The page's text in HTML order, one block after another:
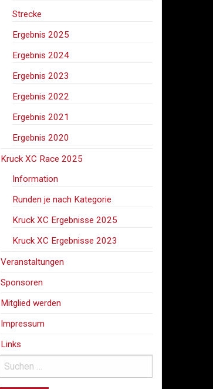
Strecke
Ergebnis 2025
Ergebnis 2024
Ergebnis 2023
Ergebnis 2022
Ergebnis 2021
Ergebnis 2020
Kruck XC Race 2025
Information
Runden je nach Kategorie
Kruck XC Ergebnisse 2025
Kruck XC Ergebnisse 2023
Veranstaltungen
Sponsoren
Mitglied werden
Impressum
Links